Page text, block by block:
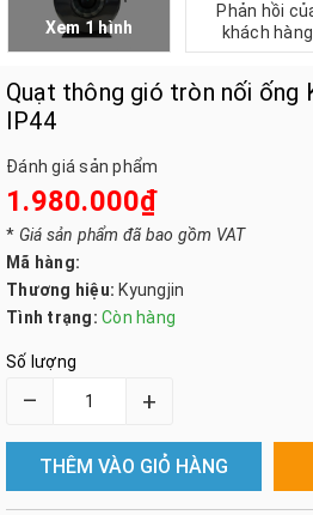
Xem 1 hình
Phản hồi
khách hàng
Quạt thông gió tròn nối ống
IP44
Đánh giá sản phẩm
1.980.000₫
* Giá sản phẩm đã bao gồm VAT
Mã hàng:
Thương hiệu: Kyungjin
Tình trạng: Còn hàng
Số lượng
– +
THÊM VÀO GIỎ HÀNG